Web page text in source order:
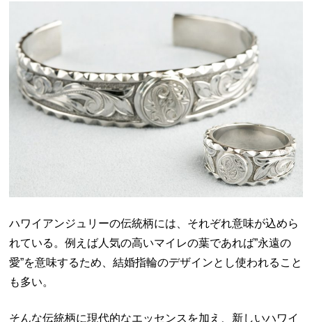
ハワイアンジュリーの伝統柄には、それぞれ意味が込めら
れている。例えば人気の高いマイレの葉であれば”永遠の
愛”を意味するため、結婚指輪のデザインとし使われること
も多い。
そんな伝統柄に現代的なエッセンスを加え、新しいハワイ